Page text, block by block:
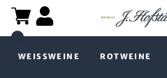
WEISSWEINE ROTWEINE